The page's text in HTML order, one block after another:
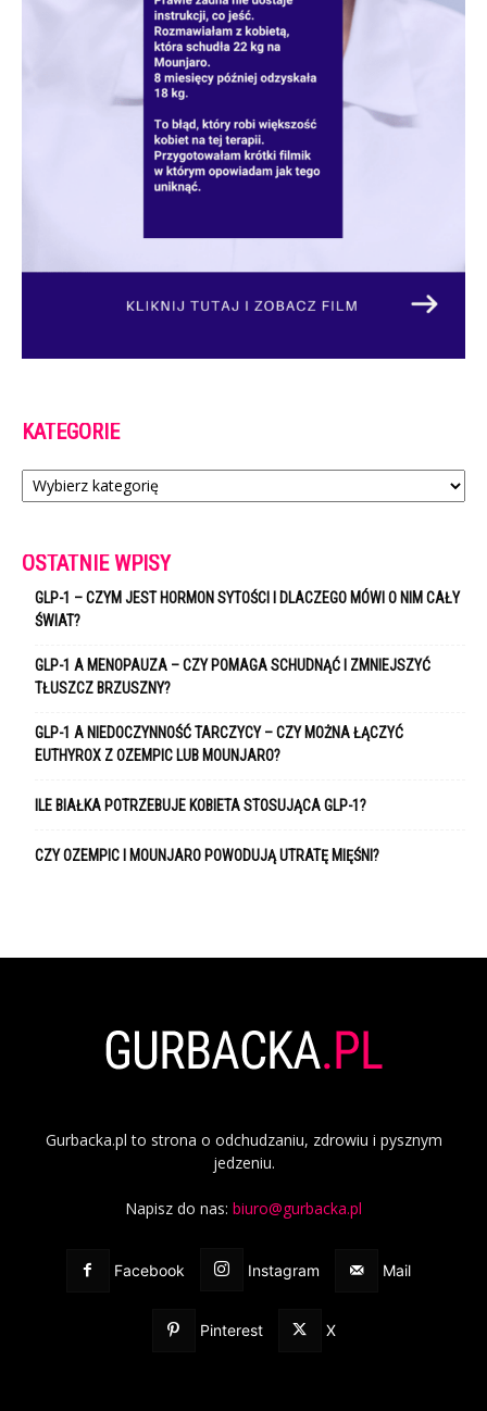
KATEGORIE
Kategorie
OSTATNIE WPISY
GLP-1 – CZYM JEST HORMON SYTOŚCI I DLACZEGO MÓWI O NIM CAŁY
ŚWIAT?
GLP-1 A MENOPAUZA – CZY POMAGA SCHUDNĄĆ I ZMNIEJSZYĆ
TŁUSZCZ BRZUSZNY?
GLP-1 A NIEDOCZYNNOŚĆ TARCZYCY – CZY MOŻNA ŁĄCZYĆ
EUTHYROX Z OZEMPIC LUB MOUNJARO?
ILE BIAŁKA POTRZEBUJE KOBIETA STOSUJĄCA GLP-1?
CZY OZEMPIC I MOUNJARO POWODUJĄ UTRATĘ MIĘŚNI?
Gurbacka.pl to strona o odchudzaniu, zdrowiu i pysznym
jedzeniu.
Napisz do nas: biuro@gurbacka.pl
Facebook Instagram Mail
Pinterest X